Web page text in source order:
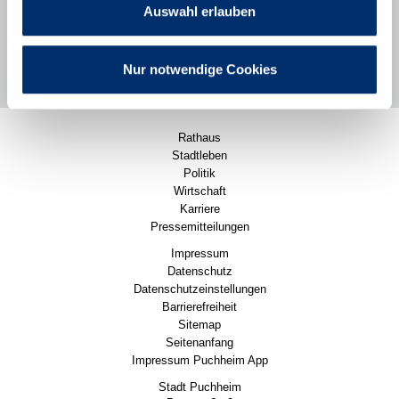
Auswahl erlauben
Nur notwendige Cookies
Veröffentlicht im April 2026.
Rathaus
Stadtleben
Politik
Wirtschaft
Karriere
Pressemitteilungen
Impressum
Datenschutz
Datenschutzeinstellungen
Barrierefreiheit
Sitemap
Seitenanfang
Impressum Puchheim App
Stadt Puchheim